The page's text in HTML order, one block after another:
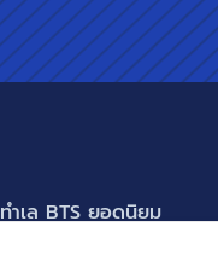
ทำเล BTS ยอดนิยม